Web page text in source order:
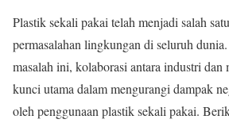
Plastik sekali pakai telah menjadi salah
permasalahan lingkungan di seluruh
masalah ini, kolaborasi antara industri dan
kunci utama dalam mengurangi dampak
oleh penggunaan plastik sekali pakai.